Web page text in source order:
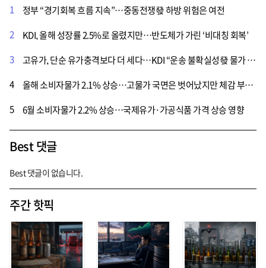
1
정부 “경기회복 흐름 지속”…중동전쟁發 하방 위험은 여전
2
KDI, 올해 성장률 2.5%로 올렸지만…반도체가 가린 ‘비대칭 회복’
3
고유가, 단순 유가충격보다 더 세다…KDI “운송 불확실성發 물가 압력, 내년까지 갈 수 있다”
4
올해 소비자물가 2.1% 상승…고물가 국면은 벗어났지만 체감 부담은 여전
5
6월 소비자물가 2.2% 상승…국제유가·가공식품 가격 상승 영향
Best 댓글
Best 댓글이 없습니다.
주간 핫픽